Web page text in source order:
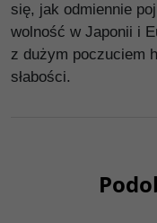
się, jak odmiennie
wolność w Japonii i
z dużym poczuciem
słabości.